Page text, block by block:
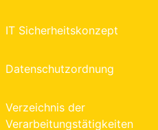
IT Sicherheitskonzept
Datenschutzordnung
Verzeichnis der
Verarbeitungstätigkeiten